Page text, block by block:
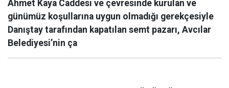
Ahmet Kaya Caddesi ve çevresinde kurulan ve
günümüz koşullarına uygun olmadığı gerekçesiyle
Danıştay tarafından kapatılan semt pazarı, Avcılar
Belediyesi’nin ça